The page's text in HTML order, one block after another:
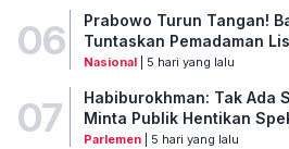
06
Prabowo Turun Tangan!
Tuntaskan Pemadaman
Nasional| 5 hari yang lalu
07
Habiburokhman: Tak Ada
Minta Publik Hentikan
Parlemen| 5 hari yang lalu